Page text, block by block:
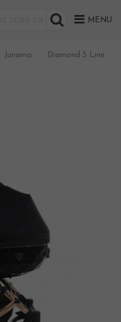
MENU
Junama Diamond S Line